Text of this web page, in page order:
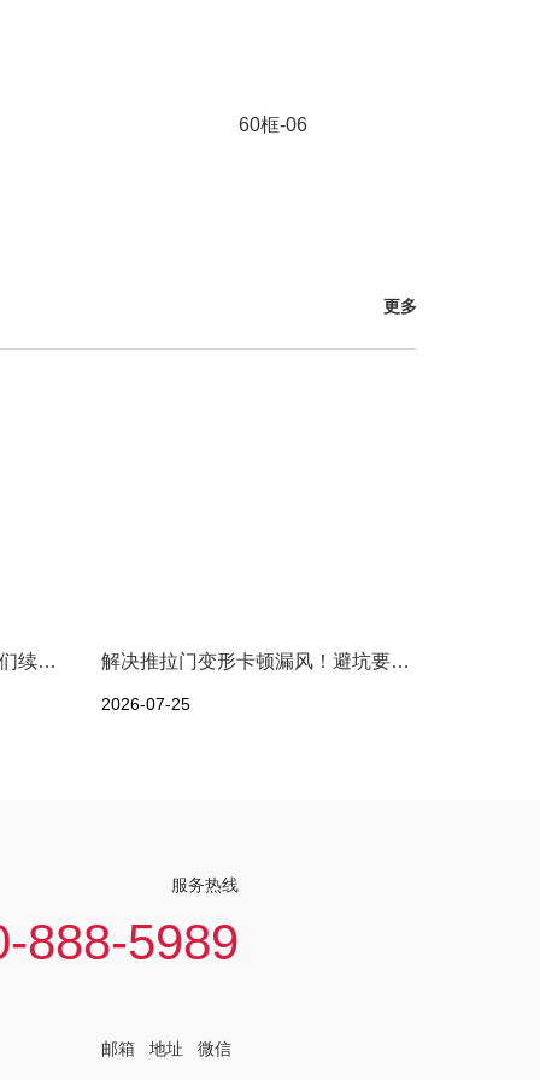
60框-06
更多
致敬八一：从军营到贝迪，他们续写荣光 解决推拉门变形卡顿漏风！避坑要点与选购秘诀
2026-07-25
服务热线
888-5989
邮箱 地址 微信